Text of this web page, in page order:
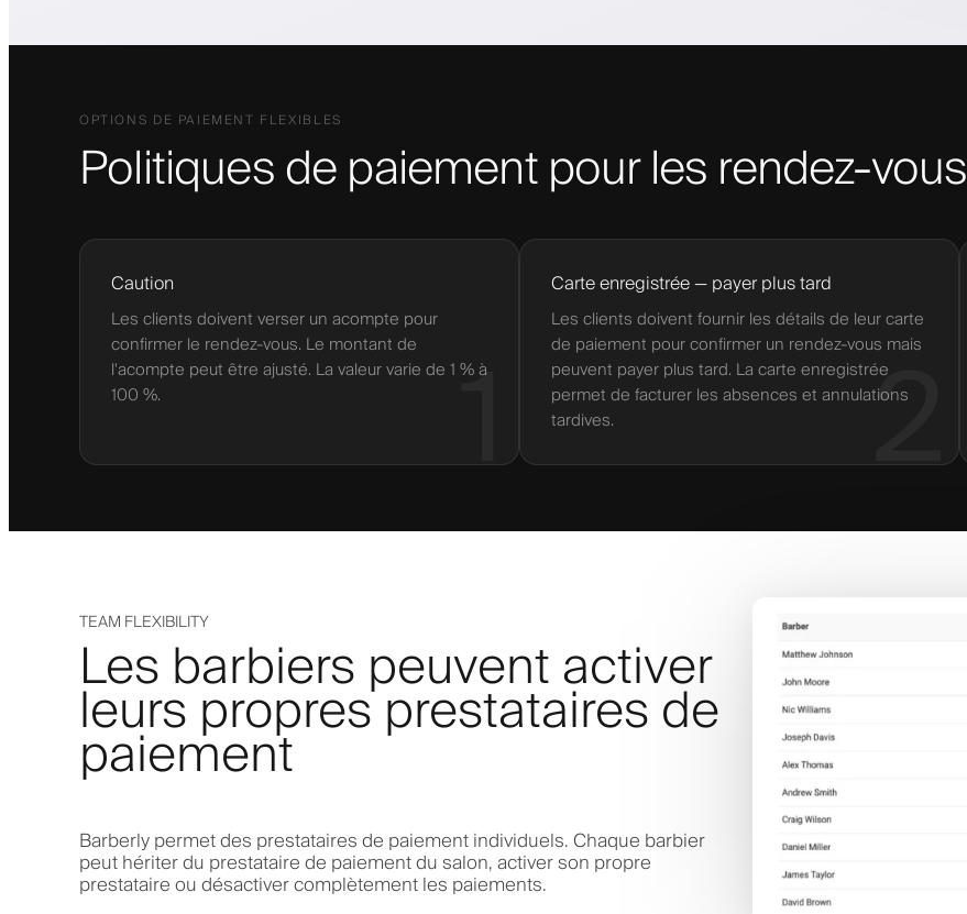
OPTIONS DE PAIEMENT FLEXIBLES
Politiques de paiement pour les rendez-vous
1
Caution
Les clients doivent verser un acompte pour
confirmer le rendez-vous. Le montant de
l'acompte peut être ajusté. La valeur varie de 1 % à
100 %.
2
Carte enregistrée — payer plus tard
Les clients doivent fournir les détails de leur carte
de paiement pour confirmer un rendez-vous mais
peuvent payer plus tard. La carte enregistrée
permet de facturer les absences et annulations
tardives.
TEAM FLEXIBILITY
Les barbiers peuvent activer
leurs propres prestataires de
paiement
Barberly permet des prestataires de paiement individuels. Chaque barbier
peut hériter du prestataire de paiement du salon, activer son propre
prestataire ou désactiver complètement les paiements.